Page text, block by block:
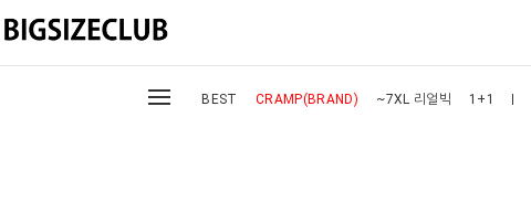
BEST CRAMP(BRAND) ~7XL 리얼빅 1+1